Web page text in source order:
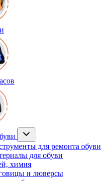
для ремонта обуви
для обуви
химия
и люверсы